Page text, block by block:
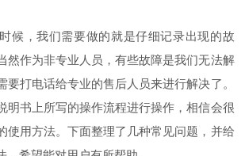
，我们需要做的就是仔细记录出现的故
然作为非专业人员，有些故障是我们无法解
要打电话给专业的售后人员来进行解决了。
明书上所写的操作流程进行操作，相信会很
使用方法。下面整理了几种常见问题，并给